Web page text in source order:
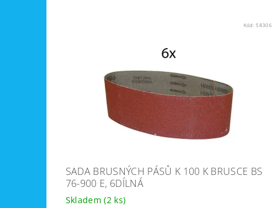
Kód:58306
SADA BRUSNÝCH PÁSŮ K 100 K BRUSCE BS
76-900 E, 6DÍLNÁ
Skladem(2 ks)